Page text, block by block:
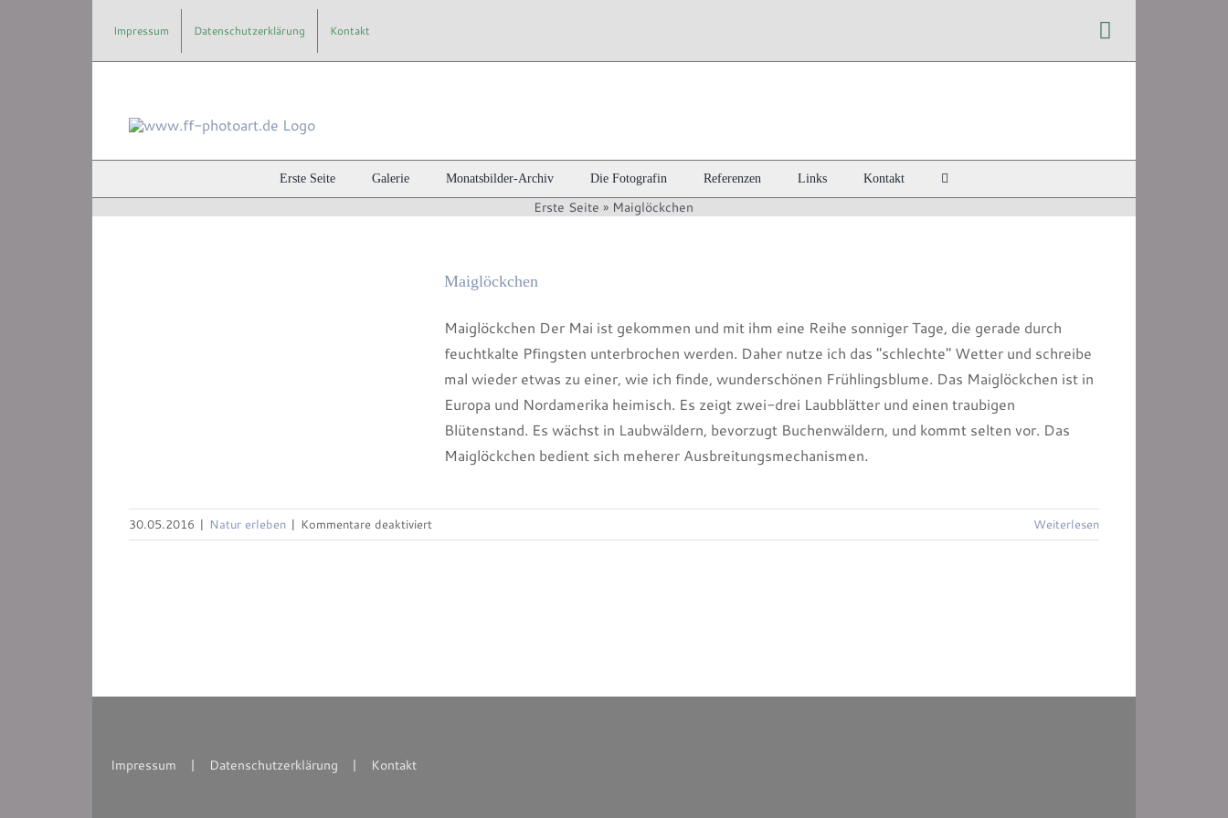
Impressum Datenschutzerklärung Kontakt Instagram
Erste Seite Galerie Monatsbilder-Archiv Die Fotografin Referenzen Links Kontakt
Erste Seite » Maiglöckchen
Maiglöckchen
Maiglöckchen
Maiglöckchen Der Mai ist gekommen und mit ihm eine Reihe sonniger Tage, die gerade durch
feuchtkalte Pfingsten unterbrochen werden. Daher nutze ich das "schlechte" Wetter und schreibe
mal wieder etwas zu einer, wie ich finde, wunderschönen Frühlingsblume. Das Maiglöckchen ist in
Europa und Nordamerika heimisch. Es zeigt zwei-drei Laubblätter und einen traubigen
Blütenstand. Es wächst in Laubwäldern, bevorzugt Buchenwäldern, und kommt selten vor. Das
Maiglöckchen bedient sich meherer Ausbreitungsmechanismen.
30.05.2016 | Natur erleben | Kommentare deaktiviertfür
Maiglöckchen
Weiterlesen
Impressum Datenschutzerklärung Kontakt